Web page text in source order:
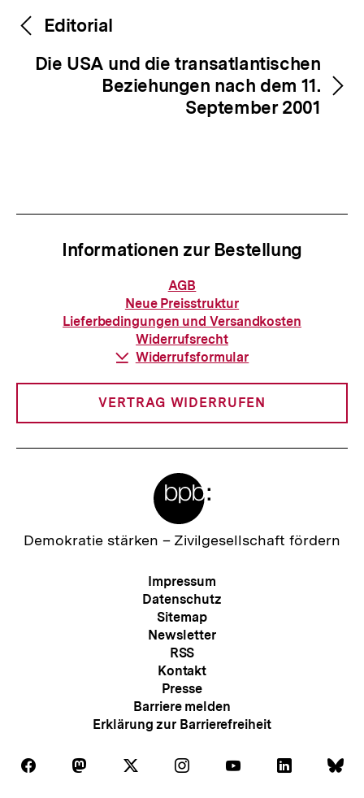
Inhaltsnavigation
Inhaltsnavigation
Editorial
Die USA und die transatlantischen
Beziehungen nach dem 11.
September 2001
Informationen zur Bestellung
Informationen
zur
Bestellung
AGB
Neue Preisstruktur
Lieferbedingungen und Versandkosten
Widerrufsrecht
Download-
Widerrufsformular
VERTRAG WIDERRUFEN
Zur
Demokratie stärken – Zivilgesellschaft fördern
Meta-
Navigation
Impressum
Datenschutz
Sitemap
Newsletter
RSS
Kontakt
Presse
Barriere melden
Erklärung zur Barrierefreiheit
Folgen
Auf
Folgen Folgen Folgen
Auf
Folgen Folgen